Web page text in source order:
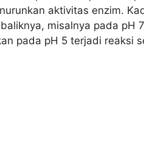
aktivitas enzim.
misalnya pada pH
pada pH 5 terjadi reaksi